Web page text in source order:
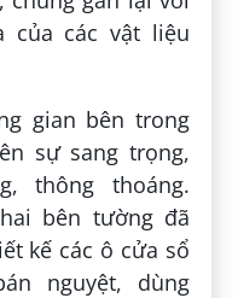
của các vật liệu
gian bên trong
sự sang trọng,
thông thoáng.
bên tường đã
kế các ô cửa sổ
nguyệt, dùng